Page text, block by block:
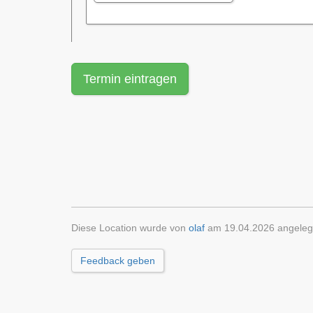
Termin eintragen
Diese Location wurde von olaf am 19.04.2026
Feedback geben